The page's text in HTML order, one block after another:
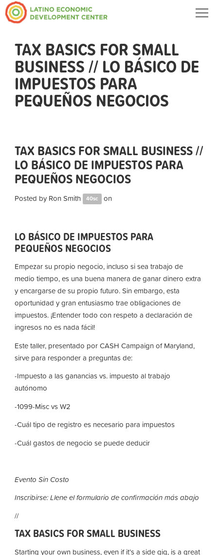
TAX BASICS FOR SMALL
BUSINESS // LO BÁSICO DE
IMPUESTOS PARA
PEQUEÑOS NEGOCIOS
TAX BASICS FOR SMALL BUSINESS //
LO BÁSICO DE IMPUESTOS PARA
PEQUEÑOS NEGOCIOS
Posted by Ron Smith 40sc on
LO BÁSICO DE IMPUESTOS PARA
PEQUEÑOS NEGOCIOS
Empezar su propio negocio, incluso si sea trabajo de
medio tiempo, es una buena manera de ganar dinero extra
y encargarse de su propio futuro. Sin embargo, esta
oportunidad y gran entusiasmo trae obligaciones de
impuestos. ¡Entender todo con respeto a declaración de
ingresos no es nada fácil!
Este taller, presentado por CASH Campaign of Maryland,
sirve para responder a preguntas de:
-Impuesto a las ganancias vs. impuesto al trabajo
autónomo
-1099-Misc vs W2
-Cuál tipo de registro es necesario para impuestos
-Cuál gastos de negocio se puede deducir
Evento Sin Costo
Inscribirse: Llene el formulario de confirmación más abajo
//
TAX BASICS FOR SMALL BUSINESS
Starting your own business, even if it’s a side gig, is a great